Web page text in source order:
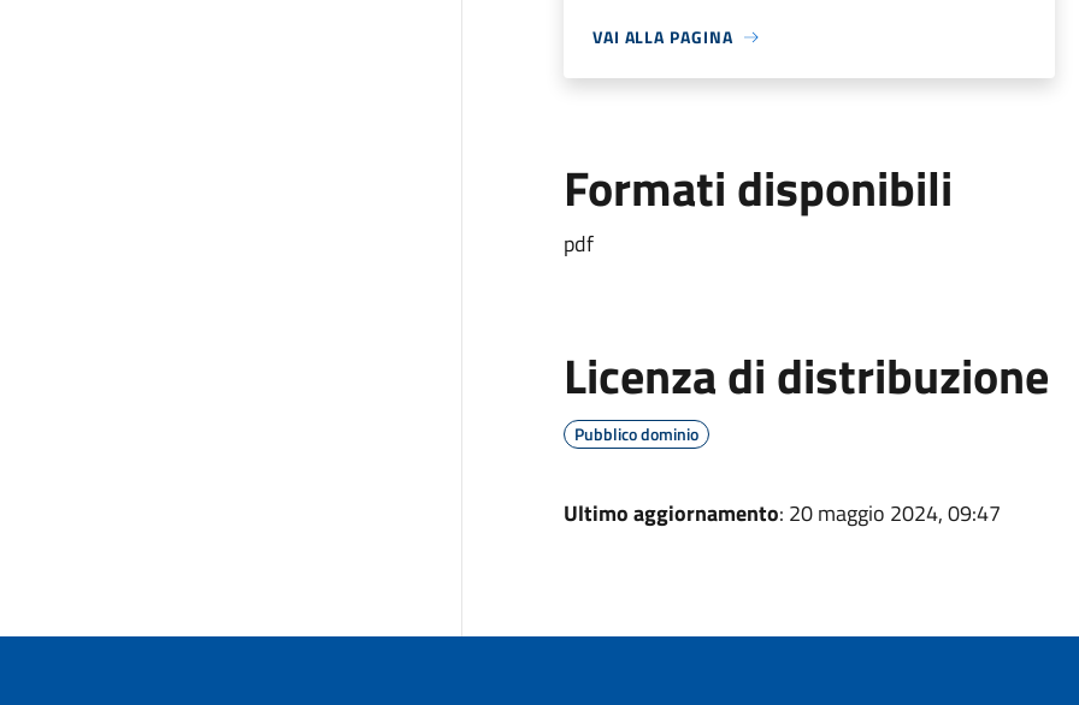
VAI ALLA PAGINA
Formati disponibili
pdf
Licenza di distribuzione
Pubblico dominio
Ultimo aggiornamento: 20 maggio 2024, 09:47